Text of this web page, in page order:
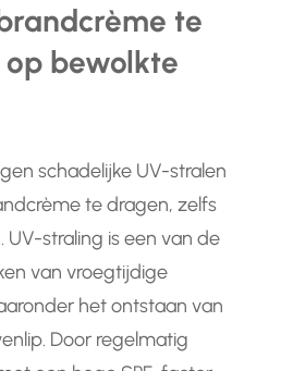
te
bewolkte
schadelijke UV-stralen
te dragen, zelfs
straling is een van de
van vroegtijdige
het ontstaan van
Door regelmatig